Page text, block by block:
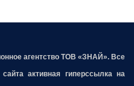
агентство ТОВ «ЗНАЙ». Все
активная гиперссылка на